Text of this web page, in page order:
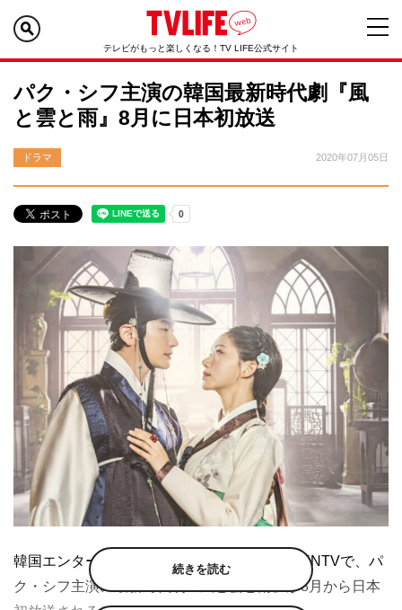
テレビがもっと楽しくなる！TV LIFE公式サイト
パク・シフ主演の韓国最新時代劇『風
と雲と雨』8月に日本初放送
ドラマ 2020年07月05日
韓国エンターテインメント総合チャンネル・KNTVで、パ
ク・シフ主演の最新時代劇『風と雲と雨』が8月から日本
続きを読む